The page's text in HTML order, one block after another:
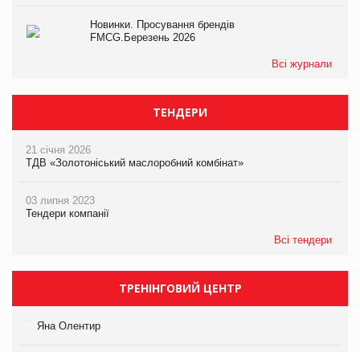
Новинки. Просування брендів
FMCG.Березень 2026
Всі журнали
ТЕНДЕРИ
21 січня 2026
ТДВ «Золотоніський маслоробний комбінат»
03 липня 2023
Тендери компанії
Всі тендери
ТРЕНІНГОВИЙ ЦЕНТР
Яна Олентир